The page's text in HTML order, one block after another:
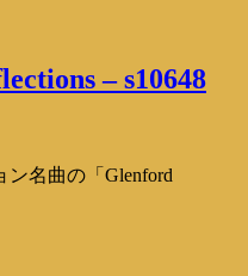
– s10648
名曲の「Glenford